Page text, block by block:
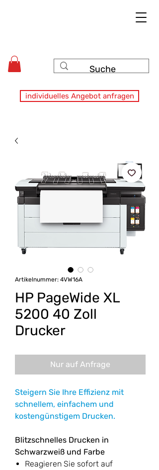
individuelles Angebot anfragen
Artikelnummer: 4VW16A
HP PageWide XL
5200 40 Zoll
Drucker
Nur auf Anfrage
Steigern Sie Ihre Effizienz mit
schnellem, einfachem und
kostengünstigem Drucken.
Blitzschnelles Drucken in
Schwarzweiß und Farbe
Reagieren Sie sofort auf